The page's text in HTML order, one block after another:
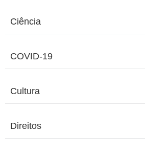
Ciência
COVID-19
Cultura
Direitos